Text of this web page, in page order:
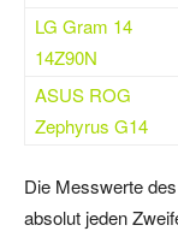
LG Gram 14
14Z90N
ASUS ROG
Zephyrus G14
Die Messwerte
absolut jeden